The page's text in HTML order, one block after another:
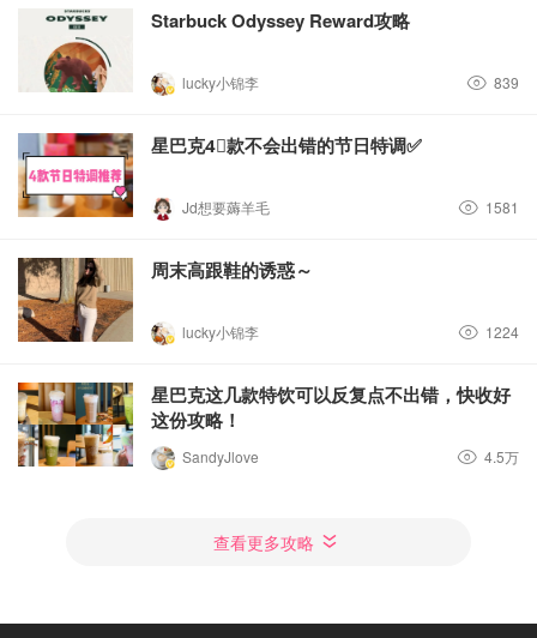
Starbuck Odyssey Reward攻略
lucky小锦李 839
星巴克4⃣️款不会出错的节日特调✅
Jd想要薅羊毛 1581
周末高跟鞋的诱惑～
lucky小锦李 1224
星巴克这几款特饮可以反复点不出错，快收好
这份攻略！
SandyJlove 4.5万
查看更多攻略